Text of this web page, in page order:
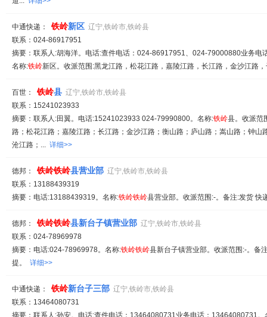
中通快递： 铁岭新区 辽宁,铁岭市,铁岭县
联系：024-86917951
摘要：联系人:胡海洋。电话:查件电话：024-86917951、024-79000880业务
名称:铁岭新区。收派范围:黑龙江路，松花江路，嘉陵江路，长江路，金沙江路
百世： 铁岭县 辽宁,铁岭市,铁岭县
联系：15241023933
摘要：联系人:田翼。电话:15241023933 024-79990800。名称:铁岭县。收派范
路；松花江路；嘉陵江路；长江路；金沙江路；衡山路；庐山路；嵩山路；钟山
沧江路；... 详细>>
德邦： 铁岭铁岭县营业部 辽宁,铁岭市,铁岭县
联系：13188439319
摘要：电话:13188439319。名称:铁岭铁岭县营业部。收派范围:-。备注:发货
德邦： 铁岭铁岭县新台子镇营业部 辽宁,铁岭市,铁岭县
联系：024-78969978
摘要：电话:024-78969978。名称:铁岭铁岭县新台子镇营业部。收派范围:-。备
提。 详细>>
中通快递： 铁岭新台子三部 辽宁,铁岭市,铁岭县
联系：13464080731
摘要：联系人:孙安。电话:查件电话：13464080731业务电话：13464080731。